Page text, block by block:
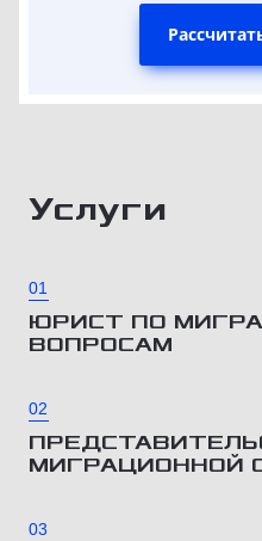
Услуги
01
ЮРИСТ ПО
ВОПРОСАМ
02
МИГРАЦИОННОЙ
03